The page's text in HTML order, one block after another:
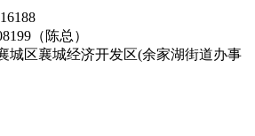
（陈总）
城区襄城经济开发区(余家湖街道办事